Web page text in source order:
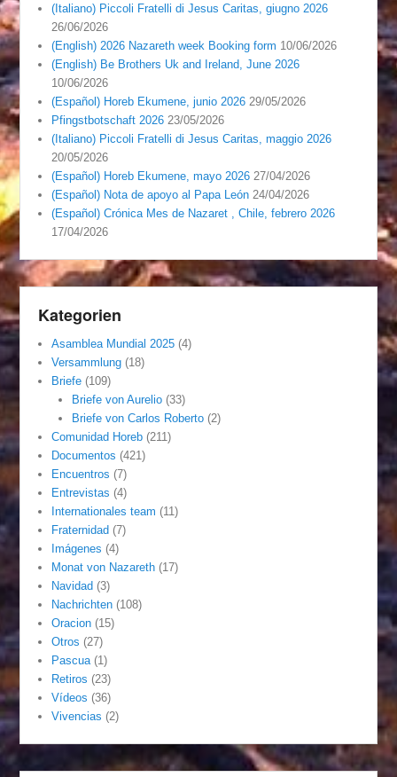
(Italiano) Piccoli Fratelli di Jesus Caritas, giugno 2026
26/06/2026
(English) 2026 Nazareth week Booking form 10/06/2026
(English) Be Brothers Uk and Ireland, June 2026
10/06/2026
(Español) Horeb Ekumene, junio 2026 29/05/2026
Pfingstbotschaft 2026 23/05/2026
(Italiano) Piccoli Fratelli di Jesus Caritas, maggio 2026
20/05/2026
(Español) Horeb Ekumene, mayo 2026 27/04/2026
(Español) Nota de apoyo al Papa León 24/04/2026
(Español) Crónica Mes de Nazaret , Chile, febrero 2026
17/04/2026
Kategorien
Asamblea Mundial 2025 (4)
Versammlung (18)
Briefe (109)
Briefe von Aurelio(33)
Briefe von Carlos Roberto(2)
Comunidad Horeb (211)
Documentos (421)
Encuentros (7)
Entrevistas (4)
Internationales team (11)
Fraternidad (7)
Imágenes (4)
Monat von Nazareth (17)
Navidad (3)
Nachrichten (108)
Oracion (15)
Otros (27)
Pascua (1)
Retiros (23)
Vídeos (36)
Vivencias (2)